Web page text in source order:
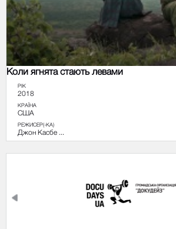
Коли ягнята стають левами
РІК
2018
КРАЇНА
США
РЕЖИСЕР(-КА)
Джон Касбе ...